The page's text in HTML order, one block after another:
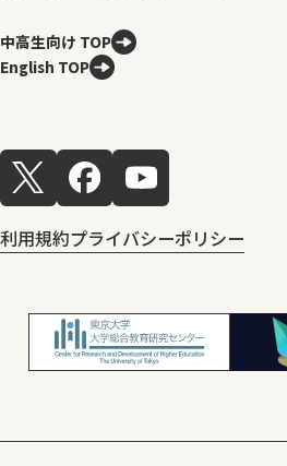
中高生向け TOP
English TOP
利用規約プライバシーポリシー